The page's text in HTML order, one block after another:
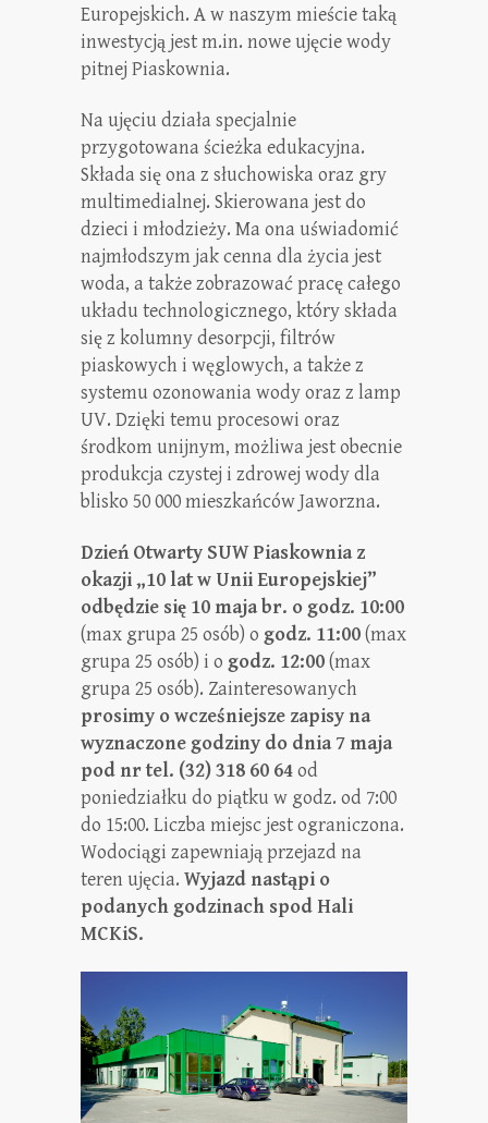
Europejskich. A w naszym mieście taką
inwestycją jest m.in. nowe ujęcie wody
pitnej Piaskownia.
Na ujęciu działa specjalnie
przygotowana ścieżka edukacyjna.
Składa się ona z słuchowiska oraz gry
multimedialnej. Skierowana jest do
dzieci i młodzieży. Ma ona uświadomić
najmłodszym jak cenna dla życia jest
woda, a także zobrazować pracę całego
układu technologicznego, który składa
się z kolumny desorpcji, filtrów
piaskowych i węglowych, a także z
systemu ozonowania wody oraz z lamp
UV. Dzięki temu procesowi oraz
środkom unijnym, możliwa jest obecnie
produkcja czystej i zdrowej wody dla
blisko 50 000 mieszkańców Jaworzna.
Dzień Otwarty SUW Piaskownia z
okazji „10 lat w Unii Europejskiej”
odbędzie się 10 maja br. o godz. 10:00
(max grupa 25 osób) o godz. 11:00(max
grupa 25 osób) i o godz. 12:00(max
grupa 25 osób). Zainteresowanych
prosimy o wcześniejsze zapisy na
wyznaczone godziny do dnia 7 maja
pod nr tel. (32) 318 60 64od
poniedziałku do piątku w godz. od 7:00
do 15:00. Liczba miejsc jest ograniczona.
Wodociągi zapewniają przejazd na
teren ujęcia. Wyjazd nastąpi o
podanych godzinach spod Hali
MCKiS.